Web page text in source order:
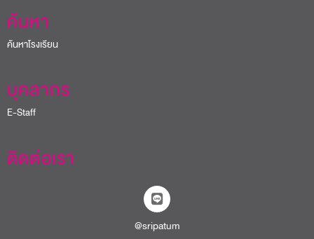
ค้นหา
ค้นหาโรงเรียน
บุคลากร
E-Staff
ติดต่อเรา
@sripatum